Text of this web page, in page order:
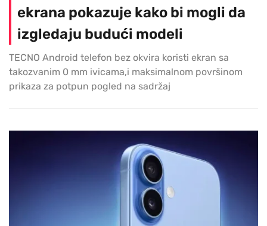
ekrana pokazuje kako bi mogli da
izgledaju budući modeli
TECNO Android telefon bez okvira koristi ekran sa
takozvanim 0 mm ivicama,i maksimalnom površinom
prikaza za potpun pogled na sadržaj